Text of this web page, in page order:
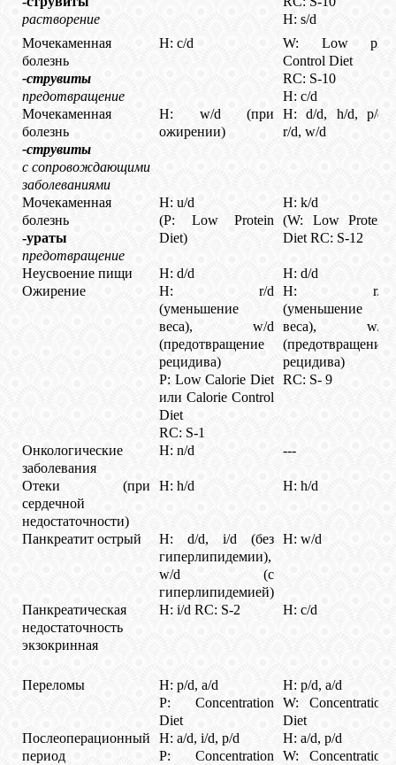
растворение
H: s/d
Мочекаменная
болезнь
-струвиты
предотвращение
H: с/d
W: Low pH
Control Diet
RC: S-10
H: c/d
Мочекаменная
болезнь
-струвиты
с cопровождающими
заболеваниями
H: w/d (при
ожирении)
H: d/d, h/d, p/d,
r/d, w/d
Мочекаменная
болезнь
-ураты
предотвращение
H: u/d
(P: Low Protein
Diet)
H: k/d
(W: Low Protein
Diet RC: S-12
Неусвоение пищи H: d/d
H: d/d
Ожирение
H: r/d
(уменьшение
веса), w/d
(предотвращение
рецидива)
P: Low Calorie Diet
или Calorie Control
Diet
RC: S-1
H: r/d
(уменьшение
веса), w/d
(предотвращение
рецидива)
RC: S- 9
Онкологические
заболевания
H: n/d ---
Отеки (при
сердечной
недостаточности)
H: h/d H: h/d
Панкреатит острый
H: d/d, i/d (без
гиперлипидемии),
w/d (с
гиперлипидемией)
H: w/d
Панкреатическая
недостаточность
экзокринная
H: i/d RC: S-2 H: c/d
Переломы
H: p/d, a/d
P: Concentration
Diet
H: p/d, a/d
W: Concentration
Diet
Послеоперационный
период
H: a/d, i/d, p/d
P: Concentration
H: a/d, p/d
W: Concentration